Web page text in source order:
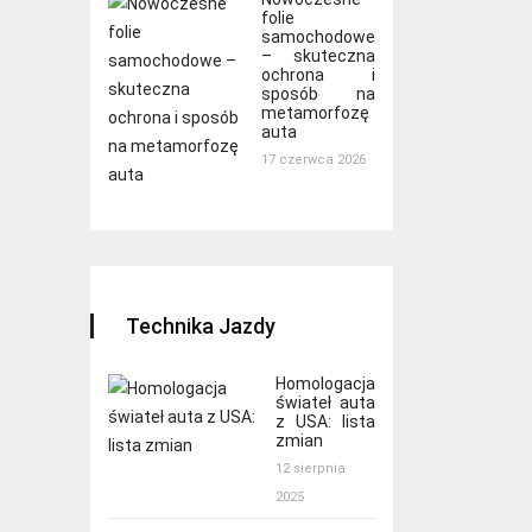
folie
samochodowe
– skuteczna
ochrona i
sposób na
metamorfozę
auta
17 czerwca 2026
Technika Jazdy
Homologacja
świateł auta
z USA: lista
zmian
12 sierpnia
2025